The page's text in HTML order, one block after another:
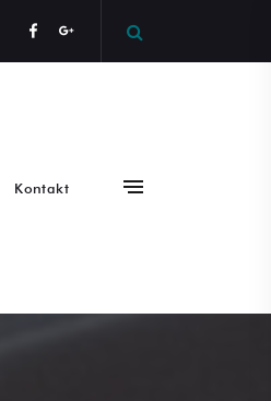
Kontakt